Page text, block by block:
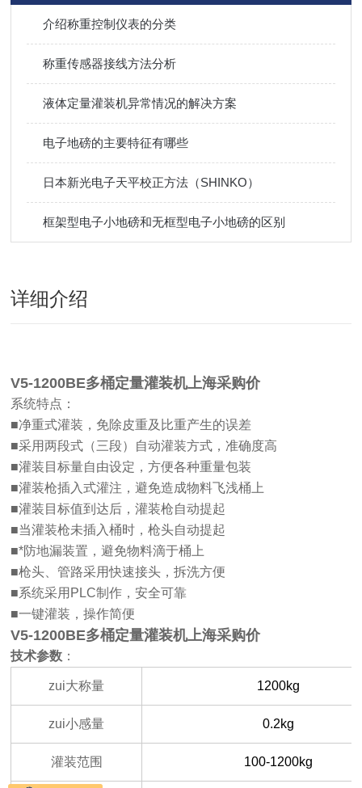
介绍称重控制仪表的分类
称重传感器接线方法分析
液体定量灌装机异常情况的解决方案
电子地磅的主要特征有哪些
日本新光电子天平校正方法（SHINKO）
框架型电子小地磅和无框型电子小地磅的区别
详细介绍
V5-1200BE多桶定量灌装机上海采购价
系统特点：
■净重式灌装，免除皮重及比重产生的误差
■采用两段式（三段）自动灌装方式，准确度高
■灌装目标量自由设定，方便各种重量包装
■灌装枪插入式灌注，避免造成物料飞浅桶上
■灌装目标值到达后，灌装枪自动提起
■当灌装枪未插入桶时，枪头自动提起
■*防地漏装置，避免物料滴于桶上
■枪头、管路采用快速接头，拆洗方便
■系统采用PLC制作，安全可靠
■一键灌装，操作简便
V5-1200BE多桶定量灌装机上海采购价
技术参数 ：
zui大称量 1200kg
zui小感量 0.2kg
灌装范围 100-1200kg